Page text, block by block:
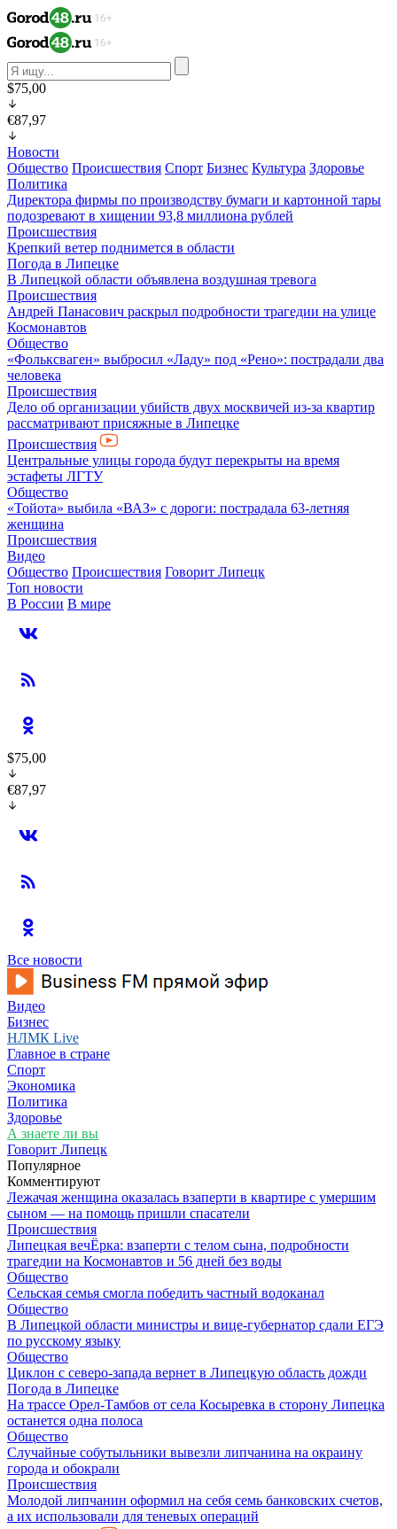
$75,00
€87,97
Новости
Общество Происшествия Спорт Бизнес Культура Здоровье
Политика
Директора фирмы по производству бумаги и картонной тары
подозревают в хищении 93,8 миллиона рублей
Происшествия
Крепкий ветер поднимется в области
Погода в Липецке
В Липецкой области объявлена воздушная тревога
Происшествия
Андрей Панасович раскрыл подробности трагедии на улице
Космонавтов
Общество
«Фольксваген» выбросил «Ладу» под «Рено»: пострадали два
человека
Происшествия
Дело об организации убийств двух москвичей из-за квартир
рассматривают присяжные в Липецке
Происшествия
Центральные улицы города будут перекрыты на время
эстафеты ЛГТУ
Общество
«Тойота» выбила «ВАЗ» с дороги: пострадала 63-летняя
женщина
Происшествия
Видео
Общество Происшествия Говорит Липецк
Топ новости
В России В мире
$75,00
€87,97
Все новости
Видео
Бизнес
НЛМК Live
Главное в стране
Спорт
Экономика
Политика
Здоровье
А знаете ли вы
Говорит Липецк
Популярное
Комментируют
Лежачая женщина оказалась взаперти в квартире с умершим
сыном — на помощь пришли спасатели
Происшествия
Липецкая вечЁрка: взаперти с телом сына, подробности
трагедии на Космонавтов и 56 дней без воды
Общество
Сельская семья смогла победить частный водоканал
Общество
В Липецкой области министры и вице-губернатор сдали ЕГЭ
по русскому языку
Общество
Циклон с северо-запада вернет в Липецкую область дожди
Погода в Липецке
На трассе Орел-Тамбов от села Косыревка в сторону Липецка
останется одна полоса
Общество
Случайные собутыльники вывезли липчанина на окраину
города и обокрали
Происшествия
Молодой липчанин оформил на себя семь банковских счетов,
а их использовали для теневых операций